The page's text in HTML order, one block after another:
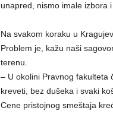
unapred, nismo imale izbora
Na svakom koraku u
Problem je, kažu naši
terenu.
– U okolini Pravnog fakulteta
kreveti, bez dušeka i svaki
Cene pristojnog smeštaja